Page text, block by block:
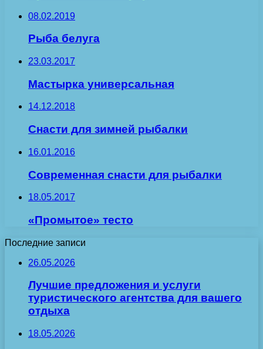
08.02.2019
Рыба белуга
23.03.2017
Мастырка универсальная
14.12.2018
Снасти для зимней рыбалки
16.01.2016
Современная снасти для рыбалки
18.05.2017
«Промытое» тесто
Последние записи
26.05.2026
Лучшие предложения и услуги
туристического агентства для вашего
отдыха
18.05.2026